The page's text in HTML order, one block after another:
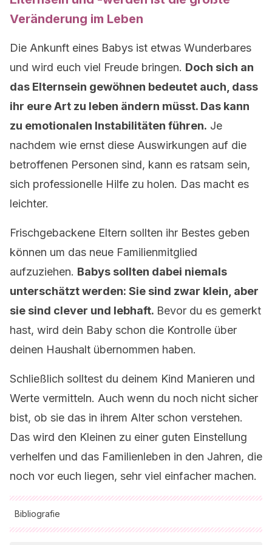
Veränderung im Leben
Die Ankunft eines Babys ist etwas Wunderbares
und wird euch viel Freude bringen. Doch sich an
das Elternsein gewöhnen bedeutet auch, dass
ihr eure Art zu leben ändern müsst. Das kann
zu emotionalen Instabilitäten führen. Je
nachdem wie ernst diese Auswirkungen auf die
betroffenen Personen sind, kann es ratsam sein,
sich professionelle Hilfe zu holen. Das macht es
leichter.
Frischgebackene Eltern sollten ihr Bestes geben
können um das neue Familienmitglied
aufzuziehen. Babys sollten dabei niemals
unterschätzt werden: Sie sind zwar klein, aber
sie sind clever und lebhaft. Bevor du es gemerkt
hast, wird dein Baby schon die Kontrolle über
deinen Haushalt übernommen haben.
Schließlich solltest du deinem Kind Manieren und
Werte vermitteln. Auch wenn du noch nicht sicher
bist, ob sie das in ihrem Alter schon verstehen.
Das wird den Kleinen zu einer guten Einstellung
verhelfen und das Familienleben in den Jahren, die
noch vor euch liegen, sehr viel einfacher machen.
Bibliografie
Alle zitierten Quellen wurden von unserem Team gründlich